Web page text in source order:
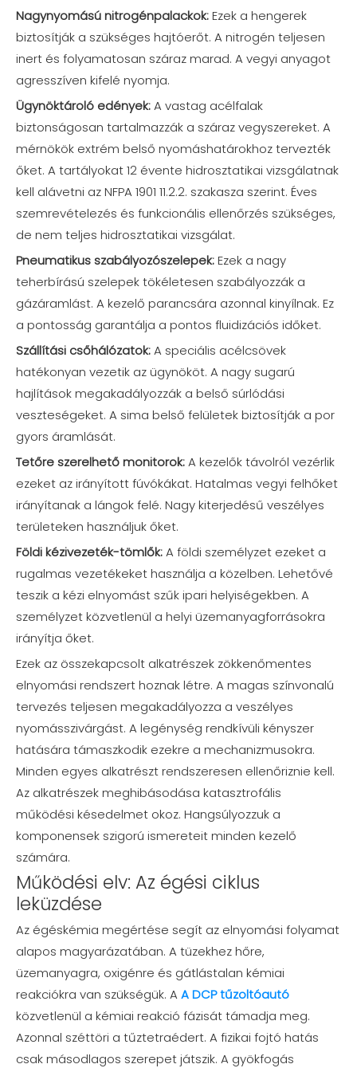
Nagynyomású nitrogénpalackok:Ezek a hengerek
biztosítják a szükséges hajtóerőt. A nitrogén teljesen
inert és folyamatosan száraz marad. A vegyi anyagot
agresszíven kifelé nyomja.
Ügynöktároló edények:A vastag acélfalak
biztonságosan tartalmazzák a száraz vegyszereket. A
mérnökök extrém belső nyomáshatárokhoz tervezték
őket. A tartályokat 12 évente hidrosztatikai vizsgálatnak
kell alávetni az NFPA 1901 11.2.2. szakasza szerint. Éves
szemrevételezés és funkcionális ellenőrzés szükséges,
de nem teljes hidrosztatikai vizsgálat.
Pneumatikus szabályozószelepek:Ezek a nagy
teherbírású szelepek tökéletesen szabályozzák a
gázáramlást. A kezelő parancsára azonnal kinyílnak. Ez
a pontosság garantálja a pontos fluidizációs időket.
Szállítási csőhálózatok:A speciális acélcsövek
hatékonyan vezetik az ügynököt. A nagy sugarú
hajlítások megakadályozzák a belső súrlódási
veszteségeket. A sima belső felületek biztosítják a por
gyors áramlását.
Tetőre szerelhető monitorok:A kezelők távolról vezérlik
ezeket az irányított fúvókákat. Hatalmas vegyi felhőket
irányítanak a lángok felé. Nagy kiterjedésű veszélyes
területeken használjuk őket.
Földi kézivezeték-tömlők:A földi személyzet ezeket a
rugalmas vezetékeket használja a közelben. Lehetővé
teszik a kézi elnyomást szűk ipari helyiségekben. A
személyzet közvetlenül a helyi üzemanyagforrásokra
irányítja őket.
Ezek az összekapcsolt alkatrészek zökkenőmentes
elnyomási rendszert hoznak létre. A magas színvonalú
tervezés teljesen megakadályozza a veszélyes
nyomásszivárgást. A legénység rendkívüli kényszer
hatására támaszkodik ezekre a mechanizmusokra.
Minden egyes alkatrészt rendszeresen ellenőriznie kell.
Az alkatrészek meghibásodása katasztrofális
működési késedelmet okoz. Hangsúlyozzuk a
komponensek szigorú ismereteit minden kezelő
számára.
Működési elv: Az égési ciklus
leküzdése
Az égéskémia megértése segít az elnyomási folyamat
alapos magyarázatában. A tüzekhez hőre,
üzemanyagra, oxigénre és gátlástalan kémiai
reakciókra van szükségük. AA DCP tűzoltóautó
közvetlenül a kémiai reakció fázisát támadja meg.
Azonnal széttöri a tűztetraédert. A fizikai fojtó hatás
csak másodlagos szerepet játszik. A gyökfogás